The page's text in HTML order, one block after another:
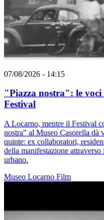
07/08/2026 - 14:15
"Piazza nostra": le voci
Festival
A Locarno, mentre il Festival
nostra" al Museo Casorella dà
quinte: ex collaboratori,
della manifestazione
urbano.
Museo Locarno Film